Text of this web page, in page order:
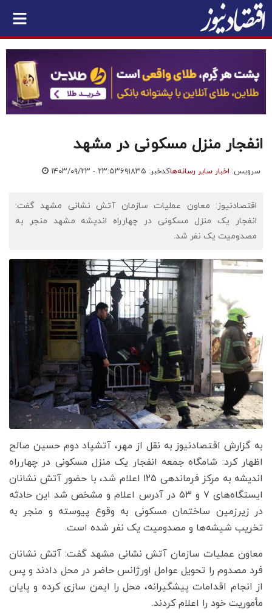
انفجار منزل مسکونی در مشهد
سرویس: اخبار سایر رسانه‌هاکدخبر: ۶۹۱۸۳۵ ۱۴۰۳/۰۹/۲۳ - ۲۳:۵۳
اقتصادنیوز: معاون عملیات سازمان آتش نشانی مشهد گفت:
انفجار یک منزل مسکونی در چهارراه اندیشه مشهد منجر به
مصدومیت یک نفر شد.
به گزارش اقتصادنیوز به نقل از مهر، آتشپاد دوم حسین صالح
اظهار کرد: شامگاه جمعه انفجار یک منزل مسکونی در چهارراه
اندیشه به مرکز فرماندهی ۱۲۵ اعلام شد، با حضور آتش نشانان
ایستگاه‌های ۷ و ۵۳ در آدرس اعلام و مشخص شد این حادثه
در زیرزمین ساختمان مسکونی به وقوع پیوسته و منجر به
تخریب شیشه‌ها و مصدومیت یک نفر شده است.
معاون عملیات سازمان آتش نشانی مشهد گفت: آتش نشانان
فرد مصدوم را تحویل عوامل اورژانس حاضر در محل دادند و پس
از انجام اقدامات پیشگیرانه، محل را ایمن سازی کرده و پایان
مأموریت خود را اعلام کردند.